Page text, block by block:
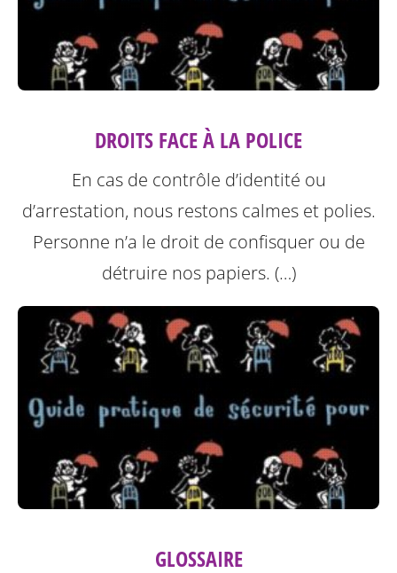
DROITS FACE À LA POLICE
En cas de contrôle d’identité ou
d’arrestation, nous restons calmes et polies.
Personne n’a le droit de confisquer ou de
détruire nos papiers. (…)
GLOSSAIRE